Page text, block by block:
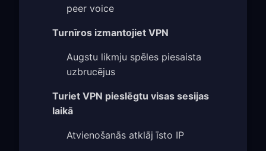
peer voice
Turnīros izmantojiet VPN
Augstu likmju spēles piesaista
uzbrucējus
Turiet VPN pieslēgtu visas sesijas
laikā
Atvienošanās atklāj īsto IP